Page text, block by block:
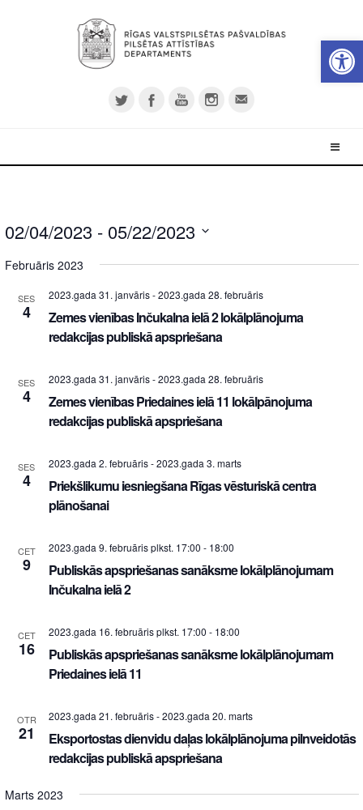
02/04/2023 - 05/22/2023
date.
Februāris 2023
SES
4
2023.gada 31. janvāris-2023.gada 28. februāris
Zemes vienības Inčukalna ielā 2 lokālplānojuma
redakcijas publiskā apspriešana
SES
4
2023.gada 31. janvāris-2023.gada 28. februāris
Zemes vienības Priedaines ielā 11 lokālpānojuma
redakcijas publiskā apspriešana
SES
4
2023.gada 2. februāris-2023.gada 3. marts
Priekšlikumu iesniegšana Rīgas vēsturiskā centra
plānošanai
CET
9
2023.gada 9. februāris plkst. 17:00 - 18:00
Publiskās apspriešanas sanāksme lokālplānojumam
Inčukalna ielā 2
CET
16
2023.gada 16. februāris plkst. 17:00 - 18:00
Publiskās apspriešanas sanāksme lokālplānojumam
Priedaines ielā 11
OTR
21
2023.gada 21. februāris-2023.gada 20. marts
Eksportostas dienvidu daļas lokālplānojuma pilnveidotās
redakcijas publiskā apspriešana
Marts 2023